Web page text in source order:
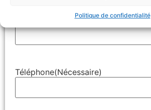
Politique de confidentialité
(Nécessaire)
Téléphone(Nécessaire)